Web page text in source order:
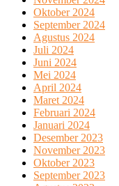
Oktober 2024
September 2024
Agustus 2024
Juli 2024
Juni 2024
Mei 2024
April 2024
Maret 2024
Februari 2024
Januari 2024
Desember 2023
November 2023
Oktober 2023
September 2023